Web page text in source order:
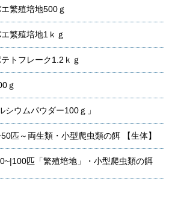
繁殖培地500ｇ
繁殖培地1ｋｇ
トフレーク1.2ｋｇ
ｇ
シウムパウダー100ｇ」
匹～両生類・小型爬虫類の餌 【生体】
匹「繁殖培地」・小型爬虫類の餌